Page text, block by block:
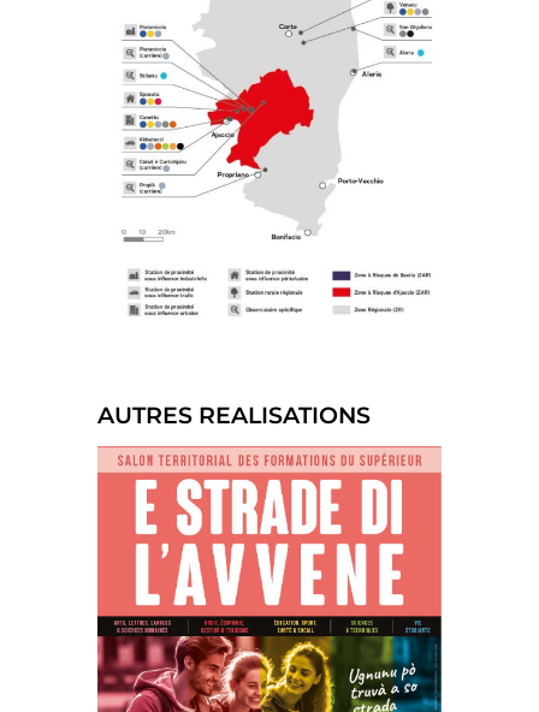
AUTRES REALISATIONS